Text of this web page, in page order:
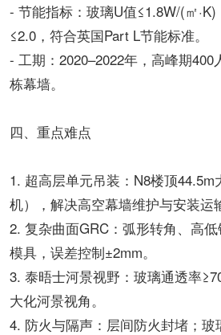
- 节能指标：玻璃U值≤1.8W/(㎡
≤2.0，符合英国Part L节能标准。
- 工期：2020–2022年，高峰期
栋幕墙。
四、重点难点
1. 超高层单元吊装：N8楼顶44.5m
机），解决高空幕墙维护与安装运
2. 复杂曲面GRC：弧形转角、高
模具，误差控制±2mm。
3. 泰晤士河景视野：玻璃通透率
大化河景视角。
4. 防火与隔声：层间防火封堵；